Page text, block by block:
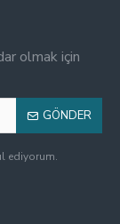
olmak için
GÖNDER
ediyorum.